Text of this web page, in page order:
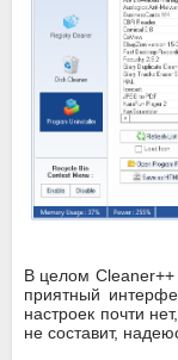
В целом Cleaner++
приятный
настроек почти
не составит,